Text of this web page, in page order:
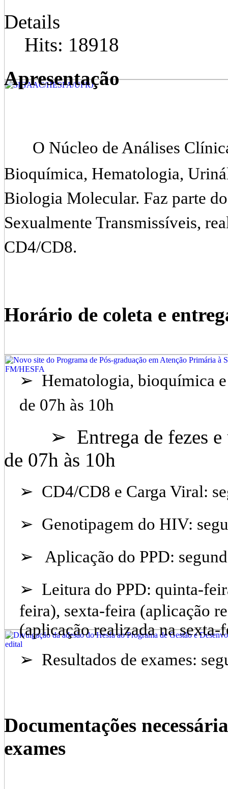
Details
Hits: 18918
Apresentação
O Núcleo de Análises
Bioquímica, Hematologia,
Biologia Molecular. Faz parte
Sexualmente Transmissíveis,
CD4/CD8.
Horário de coleta e
➢ Hematologia, bioquímica
de 07h às 10h
➢ Entrega de fezes e
de 07h às 10h
➢ CD4/CD8 e Carga Viral:
➢ Genotipagem do HIV:
➢ Aplicação do PPD:
➢ Leitura do PPD: quinta-
feira), sexta-feira (aplicação
(aplicação realizada na sexta-
➢ Resultados de exames:
Documentações
exames